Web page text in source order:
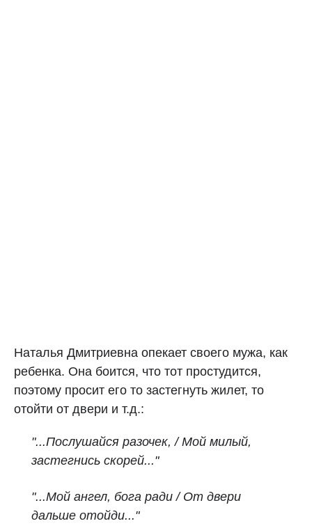
Наталья Дмитриевна опекает своего мужа, как
ребенка. Она боится, что тот простудится,
поэтому просит его то застегнуть жилет, то
отойти от двери и т.д.:
"...Послушайся разочек, / Мой милый,
застегнись скорей..."
"...Мой ангел, бога ради / От двери
дальше отойди..."